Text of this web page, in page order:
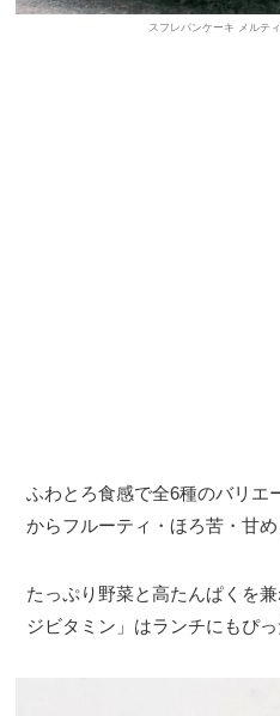
スフレパンケーキ メルテ
ふわとろ食感で全6種のバリエ
からフルーティ・ほろ苦・甘め
たっぷり野菜と高たんぱくを
ジビタミン」はランチにもぴっ